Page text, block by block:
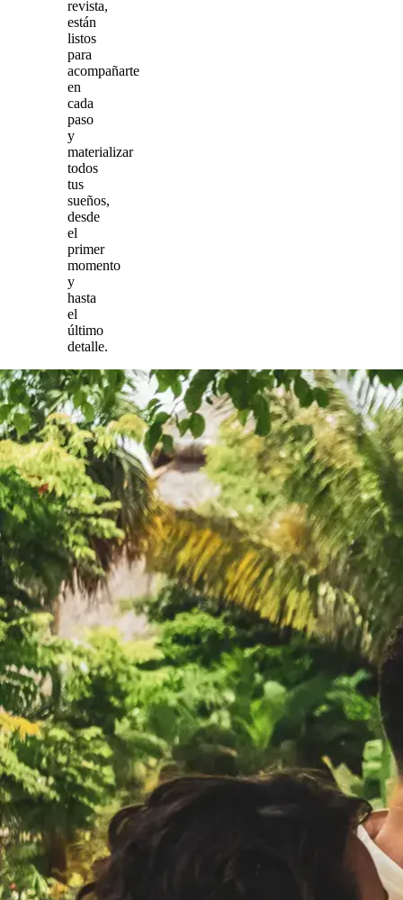
revista,
están
listos
para
acompañarte
en
cada
paso
y
materializar
todos
tus
sueños,
desde
el
primer
momento
y
hasta
el
último
detalle.